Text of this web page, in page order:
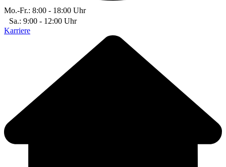
Mo.-Fr.: 8:00 - 18:00 Uhr
Sa.: 9:00 - 12:00 Uhr
Karriere